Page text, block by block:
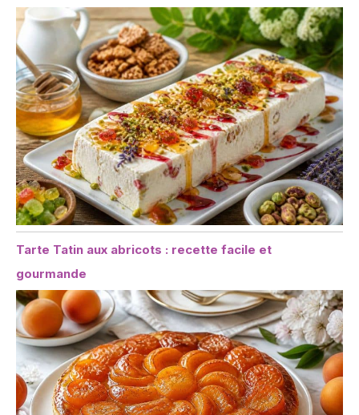
Tarte Tatin aux abricots : recette facile et
gourmande